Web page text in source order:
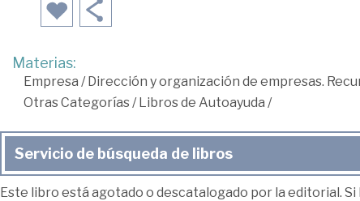
Materias:
Empresa /Dirección y organización de empresas.
Otras Categorías/Libros de Autoayuda /
Servicio de búsqueda de libros
Este libro está agotado o descatalogado por la editorial.